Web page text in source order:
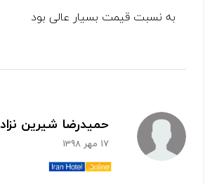
به نسبت قیمت بسیار عالی بود
حمیدرضا شیرین نزاد
17 مهر 1398